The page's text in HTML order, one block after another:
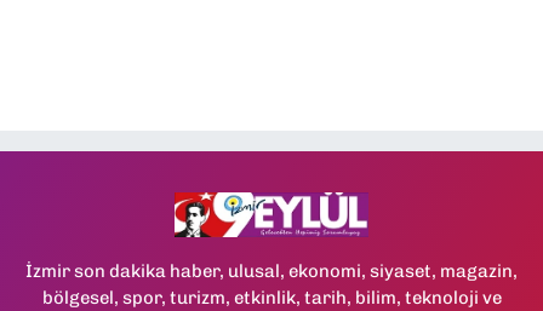
İzmir son dakika haber, ulusal, ekonomi, siyaset, magazin,
bölgesel, spor, turizm, etkinlik, tarih, bilim, teknoloji ve